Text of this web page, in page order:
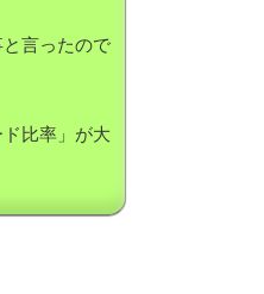
と言ったので
ド比率」が大